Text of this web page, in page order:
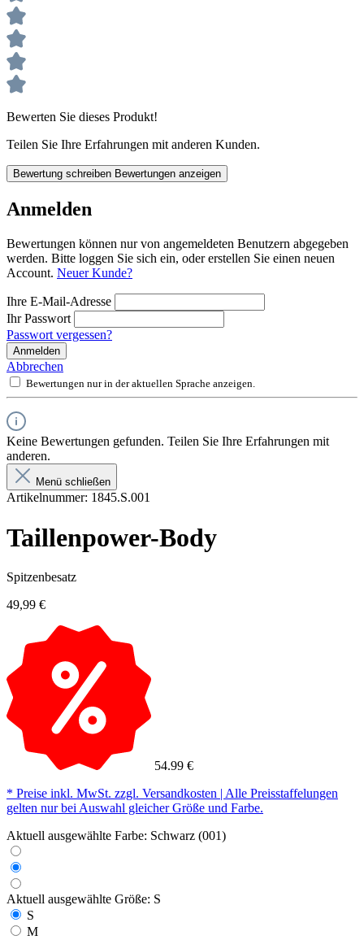
Bewerten Sie dieses Produkt!
Teilen Sie Ihre Erfahrungen mit anderen Kunden.
Bewertung schreiben Bewertungen anzeigen
Anmelden
Bewertungen können nur von angemeldeten Benutzern abgegeben
werden. Bitte loggen Sie sich ein, oder erstellen Sie einen neuen
Account. Neuer Kunde?
Ihre E-Mail-Adresse
Ihr Passwort
Passwort vergessen?
Anmelden
Abbrechen
Bewertungen nur in der aktuellen Sprache anzeigen.
Keine Bewertungen gefunden. Teilen Sie Ihre Erfahrungen mit
anderen.
Menü schließen
Artikelnummer: 1845.S.001
Taillenpower-Body
Spitzenbesatz
49,99 €
54.99 €
* Preise inkl. MwSt. zzgl. Versandkosten | Alle Preisstaffelungen
gelten nur bei Auswahl gleicher Größe und Farbe.
Aktuell ausgewählte Farbe: Schwarz (001)
Aktuell ausgewählte Größe: S
S
M